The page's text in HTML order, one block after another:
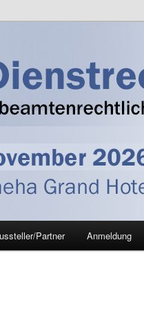
Partner Anmeldung